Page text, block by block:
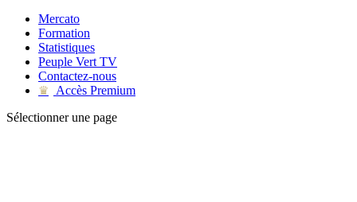
Mercato
Formation
Statistiques
Peuple Vert TV
Contactez-nous
♛
Accès Premium
Sélectionner une page